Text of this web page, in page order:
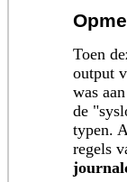
Toen
output
was
de
typen.
regels